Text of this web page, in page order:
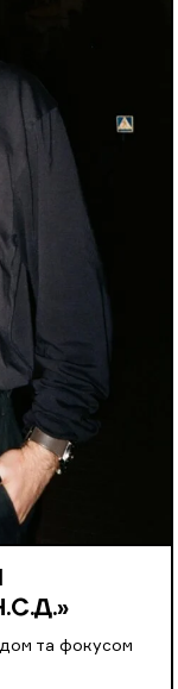
та фокусом